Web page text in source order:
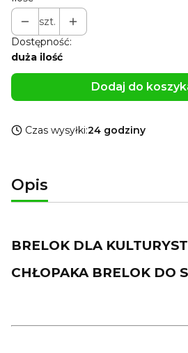
szt.
Dostępność:
duża ilość
Dodaj do
Czas wysyłki:24 godziny
Opis
BRELOK DLA
CHŁOPAKA BRELOK DO